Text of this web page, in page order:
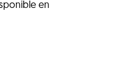
en